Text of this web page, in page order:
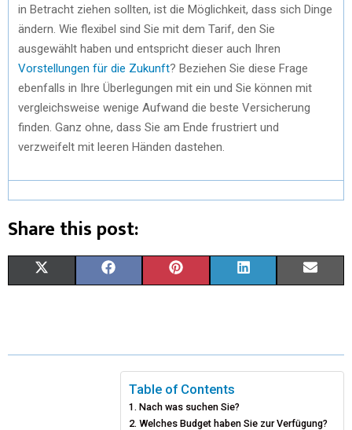
in Betracht ziehen sollten, ist die Möglichkeit, dass sich Dinge
ändern. Wie flexibel sind Sie mit dem Tarif, den Sie
ausgewählt haben und entspricht dieser auch Ihren
Vorstellungen für die Zukunft? Beziehen Sie diese Frage
ebenfalls in Ihre Überlegungen mit ein und Sie können mit
vergleichsweise wenige Aufwand die beste Versicherung
finden. Ganz ohne, dass Sie am Ende frustriert und
verzweifelt mit leeren Händen dastehen.
Share this post:
W E
B
T
R
K I
Table of Contents
Nach was suchen Sie?
Welches Budget haben Sie zur Verfügung?